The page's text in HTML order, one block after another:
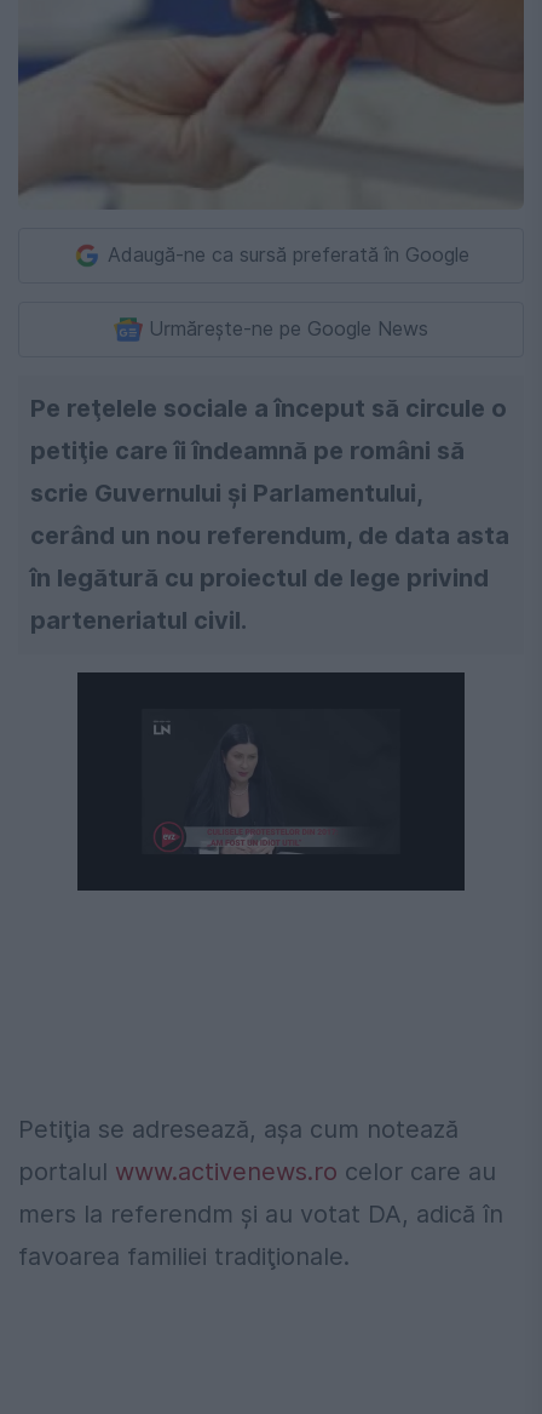
Adaugă-ne ca sursă preferată în Google
Urmărește-ne pe Google News
Pe reţelele sociale a început să circule o
petiţie care îi îndeamnă pe români să
scrie Guvernului şi Parlamentului,
cerând un nou referendum, de data asta
în legătură cu proiectul de lege privind
parteneriatul civil.
Petiţia se adresează, aşa cum notează
portalul www.activenews.ro celor care au
mers la referendm şi au votat DA, adică în
favoarea familiei tradiţionale.